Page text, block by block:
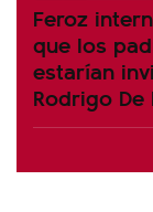
Feroz
que los
estarían
Rodrigo De